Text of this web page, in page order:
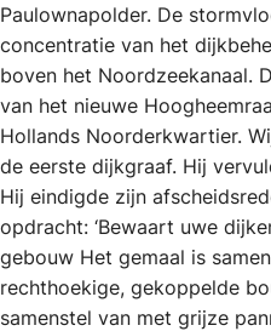
Paulownapolder. De
concentratie van het
boven het Noordzeekanaal.
van het nieuwe
Hollands Noorderkwartier.
de eerste dijkgraaf. Hij
Hij eindigde zijn
opdracht: ‘Bewaart uwe
gebouw Het gemaal is
rechthoekige, gekoppelde
samenstel van met grijze